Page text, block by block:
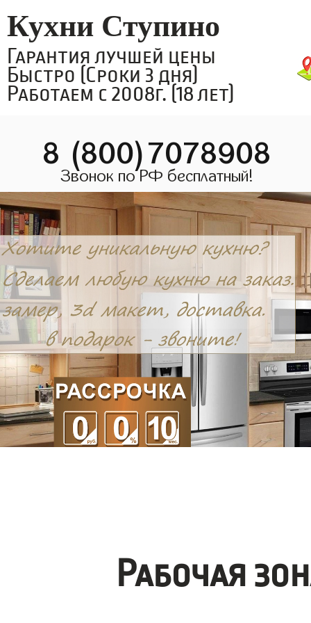
Кухни Ступино
Гарантия лучшей цены
Быстро (Сроки 3 дня)
Работаем с 2008г. (18 лет)
8 (800)7078908
Звонок по РФ бесплатный!
Рабочая